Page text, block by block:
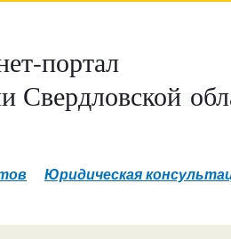
портал
Свердловской
Юридическая